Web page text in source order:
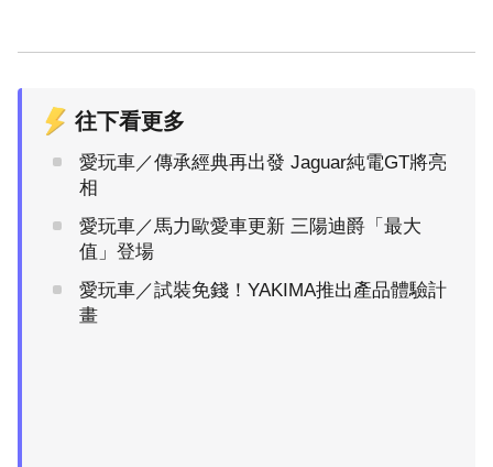
往下看更多
愛玩車／傳承經典再出發 Jaguar純電GT將亮
相
愛玩車／馬力歐愛車更新 三陽迪爵「最大
值」登場
愛玩車／試裝免錢！YAKIMA推出產品體驗計
畫